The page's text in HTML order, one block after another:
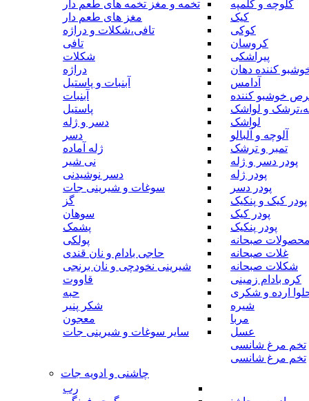
کلوچه و کلمپه
کیک
کوکی
کروسان
پیراشکی
کننده دهان
آدامس
خوشبو کننده
و لواشک
لواشک
آلوچه و آلبالو
تمبر و ترشک
پودر دسر و ژله
پودر ژله
پودر دسر
پودر کیک و پنکیک
پودر کیک
پودر پنکیک
محصولات صبحانه
غلات صبحانه
شکلات صبحانه
کره بادام زمینی
ارده و شکری
شیره
مربا
عسل
تخم مرغ شانسی
تخم مرغ شانسی
تخمه و مغز تخمه های طعم دار
مغز های طعم دار
تافی،شکلات و دراژه
تافی
شکلات
دراژه
آبنبات و پاستیل
آبنبات
پاستیل
دسر و ژله
دسر
ژله آماده
نی شیر
دسر نوشیدنی
سوغات و شیرینی جات
گز
سوهان
پشمک
پولکی
حاجی بادام و نان قندی
شیرینی نخودچی و نان برنجی
قاووت
حبه
شکر پنیر
معجون
سایر سوغات و شیرینی جات
چاشنی و ادویه جات
رب